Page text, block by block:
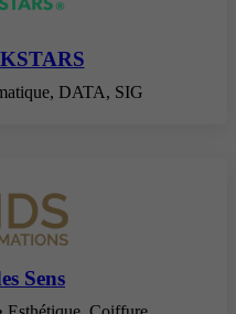
DATA, SIG
Sens